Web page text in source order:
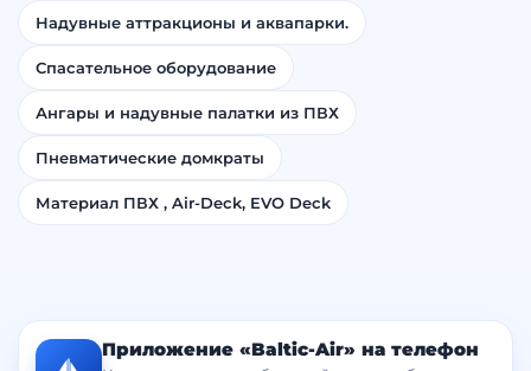
Надувные аттракционы и аквапарки.
Спасательное оборудование
Ангары и надувные палатки из ПВХ
Пневматические домкраты
Материал ПВХ , Air-Deck, EVO Deck
Приложение «Baltic-Air» на телефон